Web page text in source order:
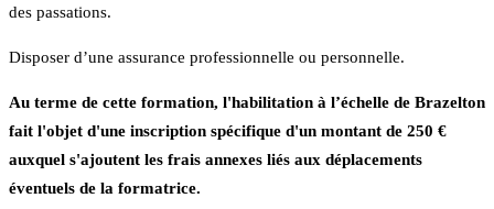
des passations.
Disposer d’une assurance professionnelle ou personnelle.
Au terme de cette formation, l'habilitation à l’échelle de Brazelton
fait l'objet d'une inscription spécifique d'un montant de 250 €
auxquel s'ajoutent les frais annexes liés aux déplacements
éventuels de la formatrice.